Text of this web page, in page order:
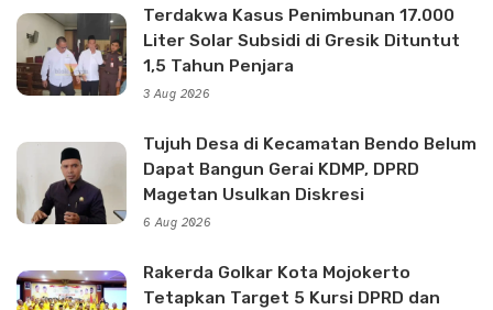
Terdakwa Kasus Penimbunan 17.000
Liter Solar Subsidi di Gresik Dituntut
1,5 Tahun Penjara
3 Aug 2026
Tujuh Desa di Kecamatan Bendo Belum
Dapat Bangun Gerai KDMP, DPRD
Magetan Usulkan Diskresi
6 Aug 2026
Rakerda Golkar Kota Mojokerto
Tetapkan Target 5 Kursi DPRD dan